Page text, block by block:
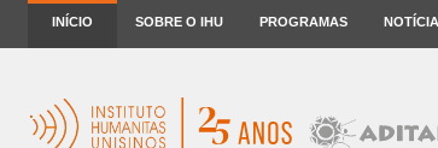
INÍCIO SOBRE O IHU PROGRAMAS